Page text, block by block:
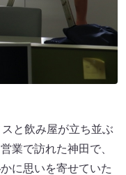
と飲み屋が立ち並ぶ
業で訪れた神田で、
に思いを寄せていた